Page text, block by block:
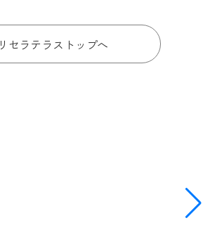
リセラテラストップへ